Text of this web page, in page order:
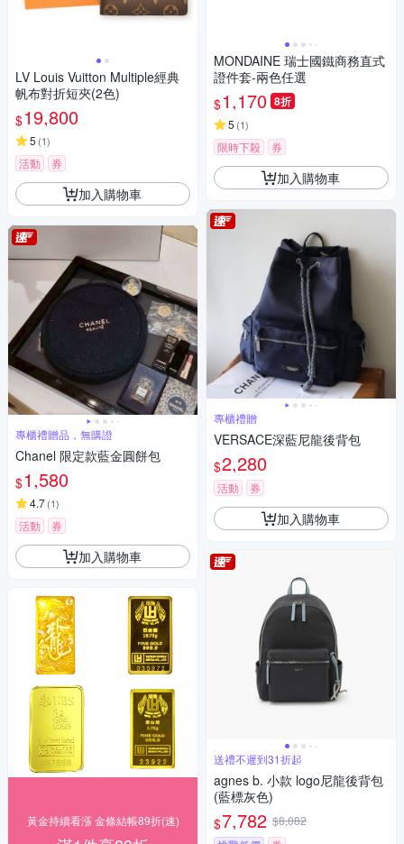
LV Louis Vuitton Multiple經典
帆布對折短夾(2色)
$19,800
5 (1)
活動 券
加入購物車
專櫃禮贈品，無購證
Chanel 限定款藍金圓餅包
$1,580
4.7(1)
活動 券
加入購物車
黃金持續看漲 金條結帳89折(速)
MONDAINE 瑞士國鐵商務直式
證件套-兩色任選
$1,170 8折
5 (1)
限時下殺 券
加入購物車
專櫃禮贈
VERSACE深藍尼龍後背包
$2,280
活動 券
加入購物車
送禮不遲到31折起
agnes b. 小款 logo尼龍後背包
(藍標灰色)
$7,782 $8,082